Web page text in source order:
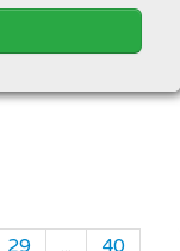
29 ...
40